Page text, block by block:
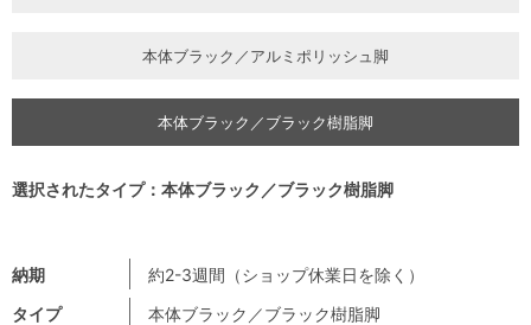
納期
約2-3週間（ショップ休業日を除く）
タイプ
本体ブラック／ブラック樹脂脚
本体ブラック／アルミポリッシュ脚
本体ブラック／ブラック樹脂脚
選択されたタイプ：本体ブラック／ブラック樹脂脚